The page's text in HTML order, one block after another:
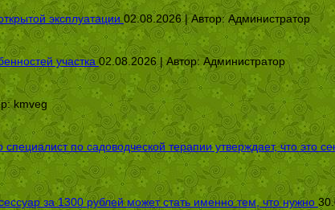
эксплуатации 02.08.2026 | Автор:Администратор
участка 02.08.2026 | Автор: Администратор
kmveg
по садоводческой терапии утверждает, что это
за 1300 рублей может стать именно тем, что нужно